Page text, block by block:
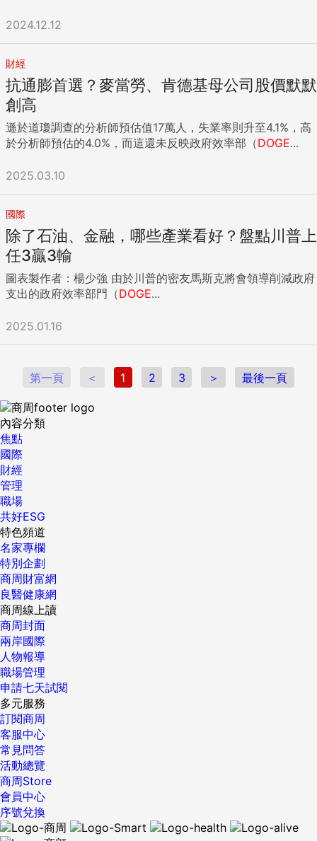
2024.12.12
財經
抗通膨首選？麥當勞、肯德基母公司股價默默
創高
遜於道瓊調查的分析師預估值17萬人，失業率則升至4.1%，高
於分析師預估的4.0%，而這還未反映政府效率部（DOGE...
2025.03.10
國際
除了石油、金融，哪些產業看好？盤點川普上
任3贏3輸
圖表製作者：楊少強 由於川普的密友馬斯克將會領導削減政府
支出的政府效率部門（DOGE...
2025.01.16
第一頁 ＜ 1 2 3 ＞ 最後一頁
內容分類
焦點
國際
財經
管理
職場
共好ESG
特色頻道
名家專欄
特別企劃
商周財富網
良醫健康網
商周線上讀
商周封面
兩岸國際
人物報導
職場管理
申請七天試閱
多元服務
訂閱商周
客服中心
常見問答
活動總覽
商周Store
會員中心
序號兌換